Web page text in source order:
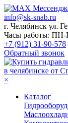
info@sk-snab.ru
г. Челябинск ул.
Часы работы: ПН-
+7 (912) 31-90-578
Обратный звонок
×
Каталог